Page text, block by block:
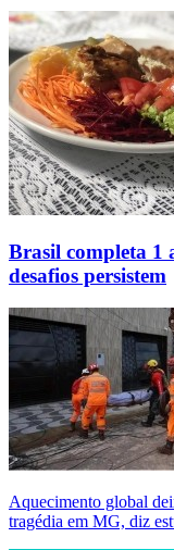
Brasil completa 1
desafios persistem
Aquecimento global
tragédia em MG, diz